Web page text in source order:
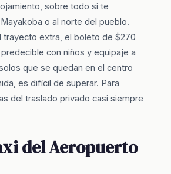
sobre todo si te
o al norte del pueblo.
trayecto extra, el boleto de $270
con niños y equipaje a
que se quedan en el centro
es difícil de superar. Para
del traslado privado casi siempre
del Aeropuerto